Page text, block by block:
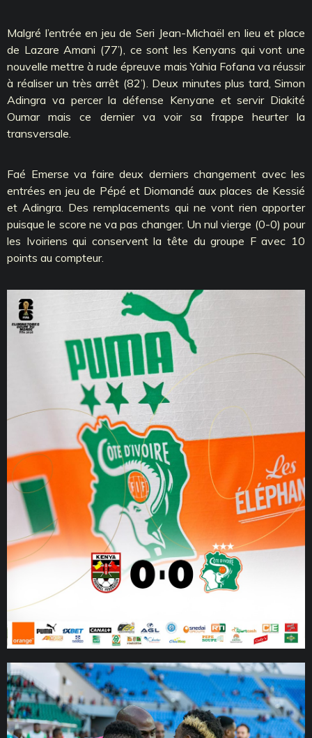
Malgré l’entrée en jeu de Seri Jean-Michaël en lieu et place
de Lazare Amani (77’), ce sont les Kenyans qui vont une
nouvelle mettre à rude épreuve mais Yahia Fofana va réussir
à réaliser un très arrêt (82’). Deux minutes plus tard, Simon
Adingra va percer la défense Kenyane et servir Diakité
Oumar mais ce dernier va voir sa frappe heurter la
transversale.
Faé Emerse va faire deux derniers changement avec les
entrées en jeu de Pépé et Diomandé aux places de Kessié
et Adingra. Des remplacements qui ne vont rien apporter
puisque le score ne va pas changer. Un nul vierge (0-0) pour
les Ivoiriens qui conservent la tête du groupe F avec 10
points au compteur.